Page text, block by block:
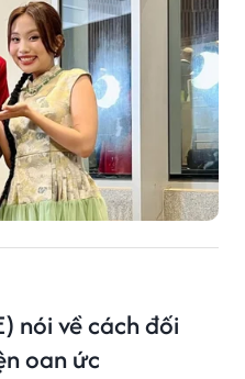
nói về cách đối
oan ức